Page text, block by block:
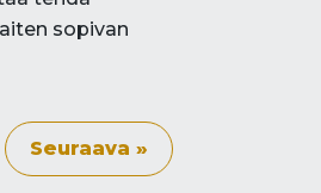
sopivan
Seuraava »